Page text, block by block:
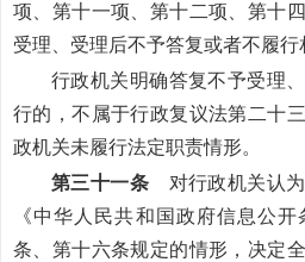
项、第十一项、第十二项、第十
受理、受理后不予答复或者不履行
行政机关明确答复不予受理
行的，不属于行政复议法第二十
政机关未履行法定职责情形。
第三十一条 对行政机关认
《中华人民共和国政府信息公
条、第十六条规定的情形，决定